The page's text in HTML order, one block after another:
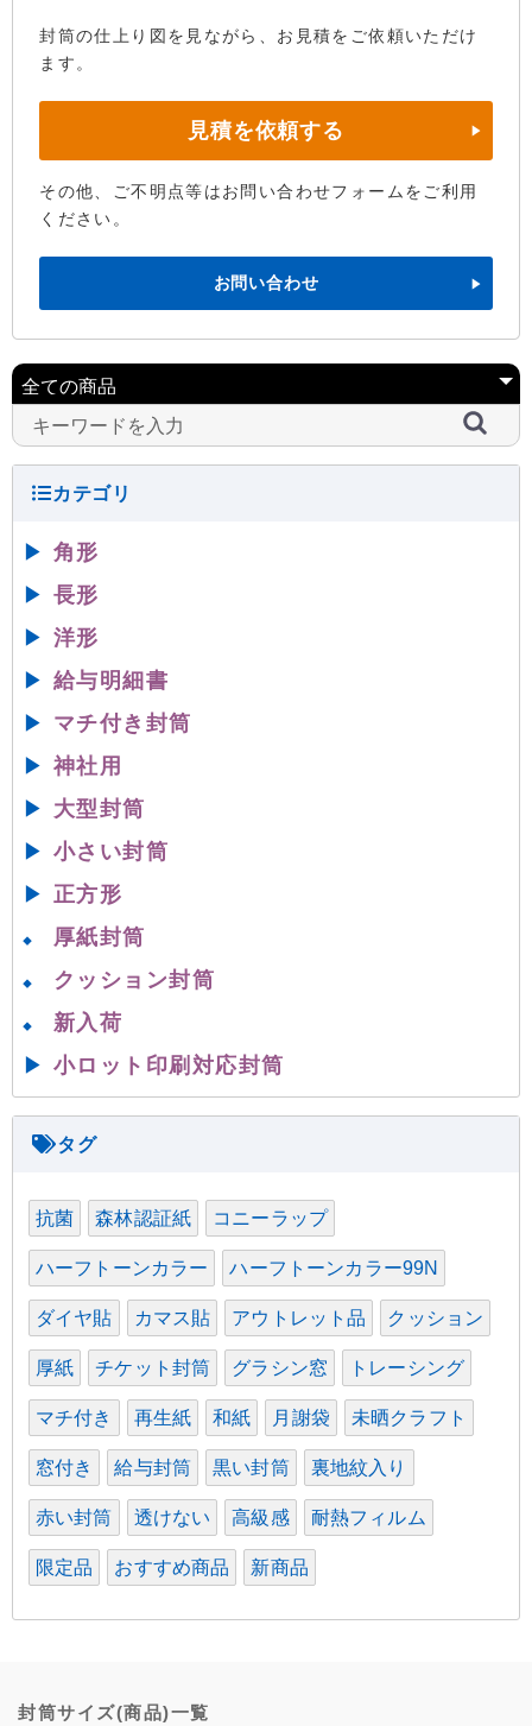
封筒の仕上り図を見ながら、お見積をご依頼いただけ
ます。
見積を依頼する
その他、ご不明点等はお問い合わせフォームをご利用
ください。
お問い合わせ
▶ 角形
▶ 長形
▶ 洋形
▶ 給与明細書
▶ マチ付き封筒
▶ 神社用
▶ 大型封筒
▶ 小さい封筒
▶ 正方形
◆ 厚紙封筒
◆ クッション封筒
◆
新入荷
▶ 小ロット印刷対応封筒
抗菌 森林認証紙 コニーラップ
ハーフトーンカラー ハーフトーンカラー99N
ダイヤ貼 カマス貼 アウトレット品 クッション
厚紙 チケット封筒 グラシン窓 トレーシング
マチ付き 再生紙 和紙 月謝袋 未晒クラフト
窓付き 給与封筒 黒い封筒 裏地紋入り
赤い封筒 透けない 高級感 耐熱フィルム
限定品 おすすめ商品 新商品
封筒サイズ(商品)一覧